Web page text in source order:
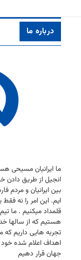
درباره ما
ما ایرانیان مسیحی
انجیل از طریق
بین ایرانیان و مردم
ایم. این امر را نه
قلمداد میكنیم . ما
هستیم كه از سالها
تجربه هایی داریم كه
اهداف اعلام شده خود
جهان قرار دهیم